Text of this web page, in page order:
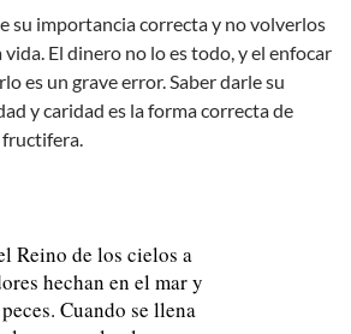
su importancia correcta y no volverlos
El dinero no lo es todo, y el enfocar
es un grave error. Saber darle su
y caridad es la forma correcta de
Reino de los cielos a
hechan en el mar y
Cuando se llena